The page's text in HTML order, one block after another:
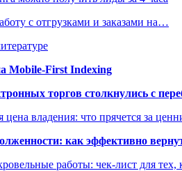
с отгрузками и заказами на…
Mobile-First Indexing
торгов столкнулись с
владения: что прячется за
как эффективно
работы: чек-лист для тех,